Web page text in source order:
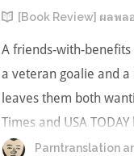
[Book Review] ผลพลอยได้จากอาการ
A friends-with-
a veteran goalie and
leaves them both
Times and USA
Rachel Reid. เป็นเรื่อง
Parntranslation